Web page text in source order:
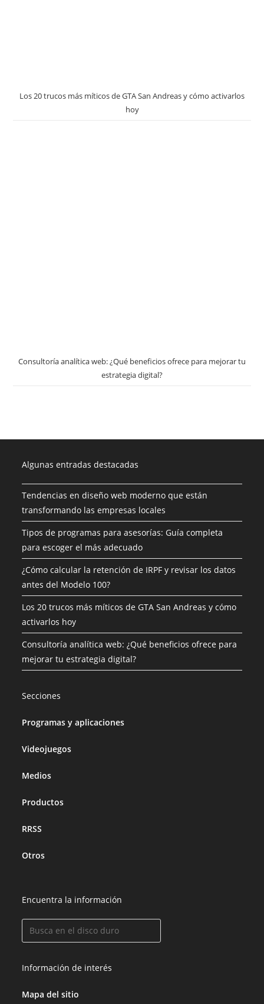
Los 20 trucos más míticos de GTA San Andreas y cómo activarlos
hoy
Consultoría analítica web: ¿Qué beneficios ofrece para mejorar tu
estrategia digital?
Algunas entradas destacadas
Tendencias en diseño web moderno que están
transformando las empresas locales
Tipos de programas para asesorías: Guía completa
para escoger el más adecuado
¿Cómo calcular la retención de IRPF y revisar los datos
antes del Modelo 100?
Los 20 trucos más míticos de GTA San Andreas y cómo
activarlos hoy
Consultoría analítica web: ¿Qué beneficios ofrece para
mejorar tu estrategia digital?
Secciones
Programas y aplicaciones
Videojuegos
Medios
Productos
RRSS
Otros
Encuentra la información
Información de interés
Mapa del sitio